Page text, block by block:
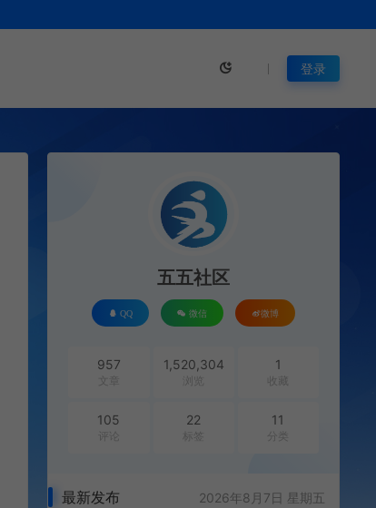
登录
五五社区
QQ 微信 微博
957
文章
1,520,304
浏览
1
收藏
105
评论
22
标签
11
分类
最新发布 2026年8月7日 星期五